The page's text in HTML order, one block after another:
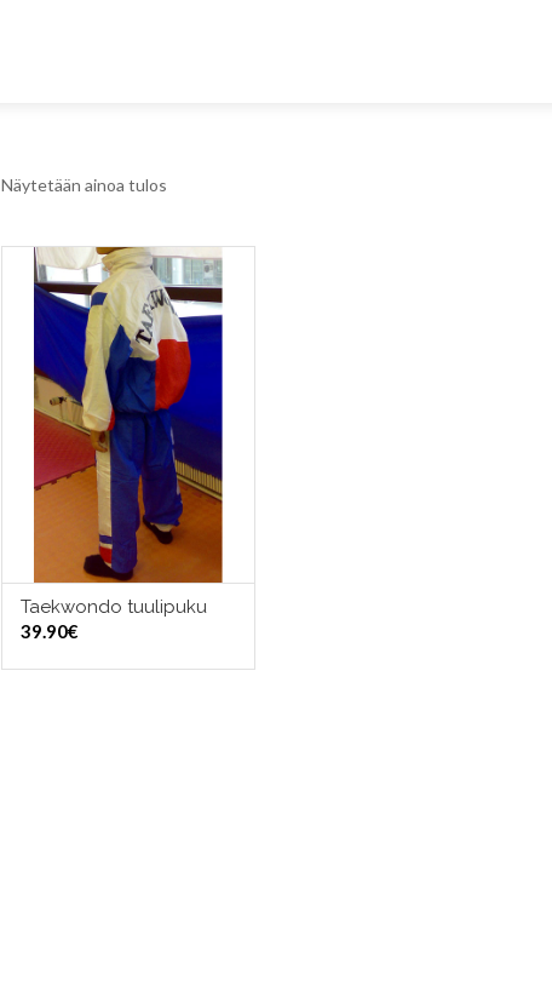
Näytetään ainoa tulos
VALITSE VAIHTOEHDOISTA
Taekwondo tuulipuku
39.90€